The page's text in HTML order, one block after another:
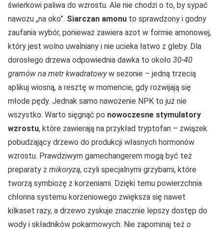
świerkowi paliwa do wzrostu. Ale nie chodzi o to, by sypać
nawozu „na oko”. Siarczan amonu to sprawdzony i godny
zaufania wybór, ponieważ zawiera azot w formie amonowej,
który jest wolno uwalniany i nie ucieka łatwo z gleby. Dla
dorosłego drzewa odpowiednia dawka to około 30-40
gramów na metr kwadratowyw sezonie – jedną trzecią
aplikuj wiosną, a resztę w momencie, gdy rozwijają się
młode pędy. Jednak samo nawożenie NPK to już nie
wszystko. Warto sięgnąć po nowoczesne stymulatory
wzrostu, które zawierają na przykład tryptofan – związek
pobudzający drzewo do produkcji własnych hormonów
wzrostu. Prawdziwym gamechangerem mogą być też
preparaty z mikoryzą, czyli specjalnymi grzybami, które
tworzą symbiozę z korzeniami. Dzięki temu powierzchnia
chłonna systemu korzeniowego zwiększa się nawet
kilkaset razy, a drzewo zyskuje znacznie lepszy dostęp do
wody i składników pokarmowych. Nie zapominaj też o